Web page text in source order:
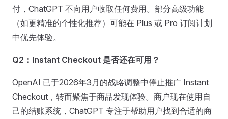
付，ChatGPT 不向用户收取任何费用。部分高级功能
（如更精准的个性化推荐）可能在 Plus 或 Pro 订阅计划
中优先体验。
Q2：Instant Checkout 是否还在可用？
OpenAI 已于2026年3月的战略调整中停止推广 Instant
Checkout，转而聚焦于商品发现体验。商户现在使用自
己的结账系统，ChatGPT 专注于帮助用户找到合适的商